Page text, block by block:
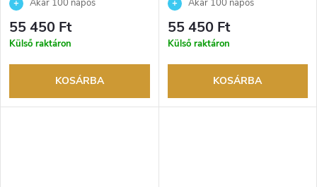
Akár 100 napos
visszaküldési lehetőség. Hivatalos
márkakereskedő.
55 450 Ft
Külső raktáron
KOSÁRBA
Akár 100 napos
visszaküldési lehetőség. Hivatalos
márkakereskedő.
55 450 Ft
Külső raktáron
KOSÁRBA